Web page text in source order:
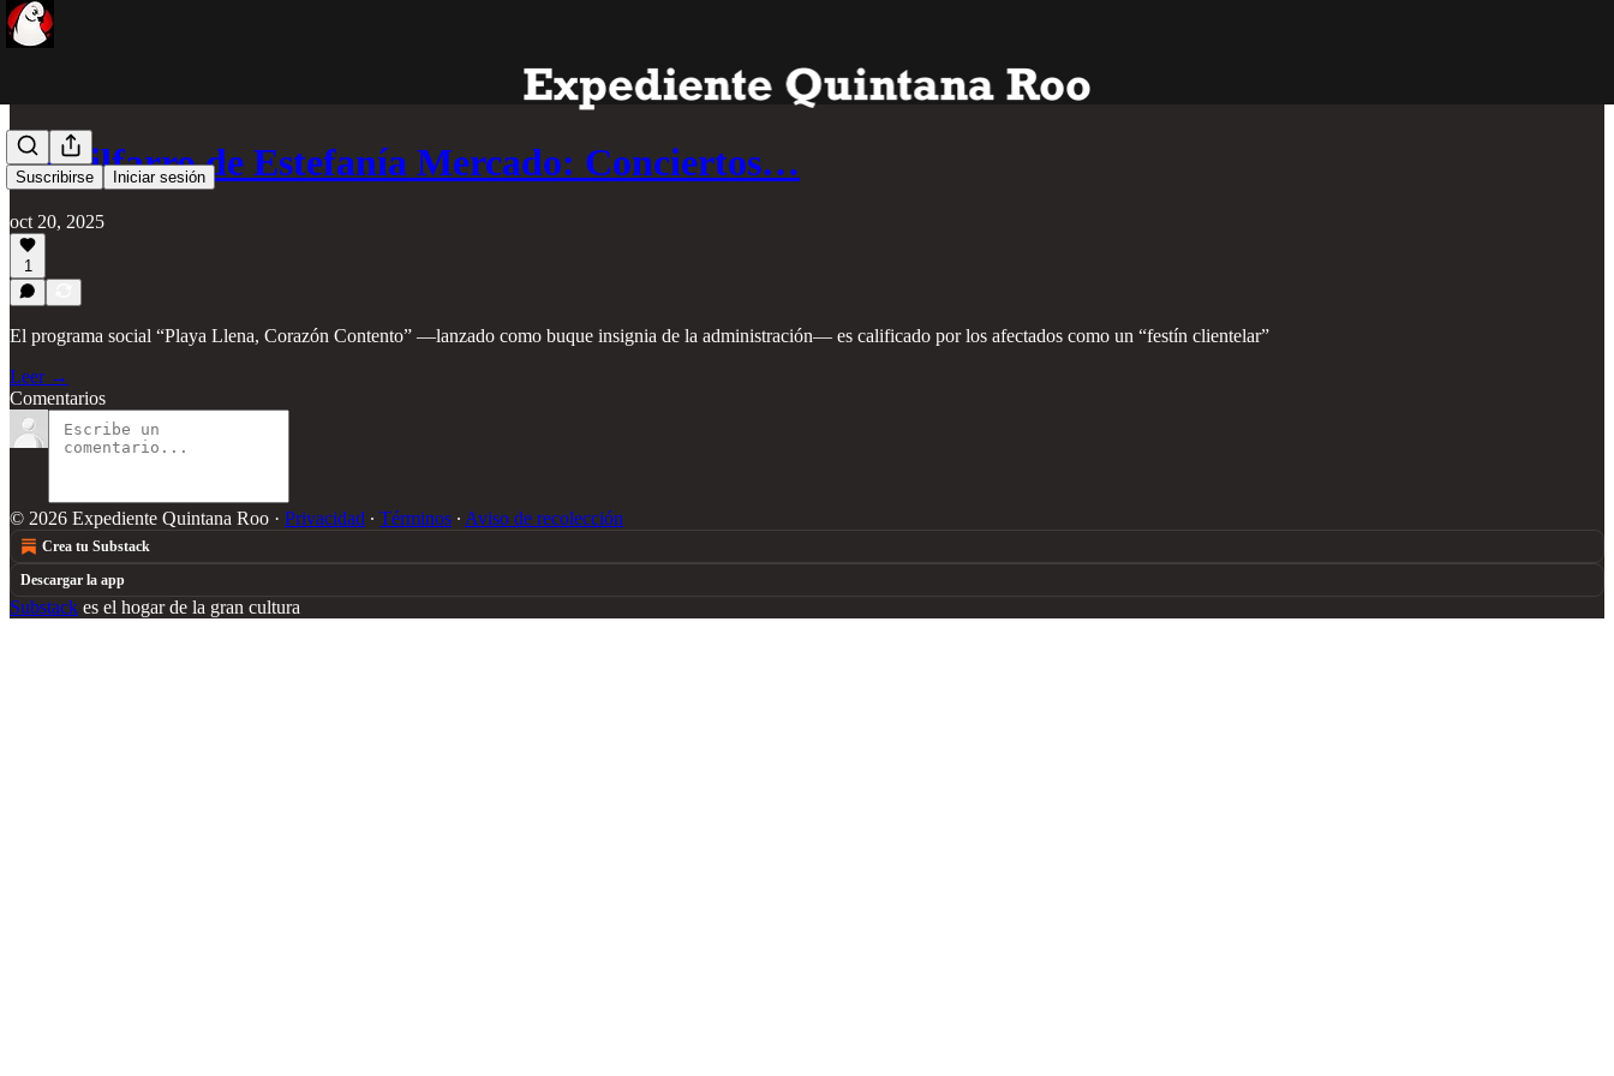
Suscribirse Iniciar sesión
Despilfarro de Estefanía Mercado: Conciertos…
oct 20, 2025
1
El programa social “Playa Llena, Corazón Contento” —lanzado como buque insignia de la administración— es calificado por los afectados como un “festín clientelar”
Leer →
Comentarios
© 2026 Expediente Quintana Roo · Privacidad ∙ Términos ∙ Aviso de recolección
Crea tu Substack
Descargar la app
Substack es el hogar de la gran cultura